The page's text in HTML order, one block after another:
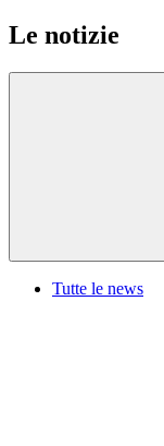
Le notizie
Tutte le news